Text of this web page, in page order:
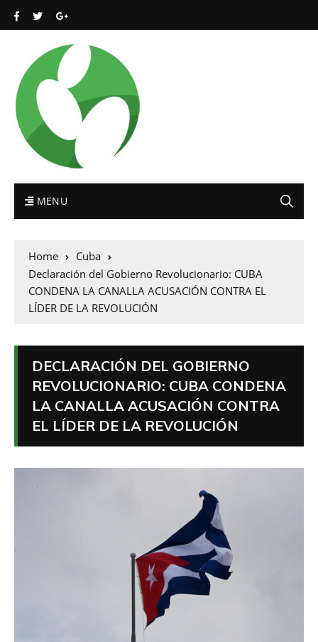
MENU
Home
Cuba
Declaración del Gobierno Revolucionario: CUBA
CONDENA LA CANALLA ACUSACIÓN CONTRA EL
LÍDER DE LA REVOLUCIÓN
DECLARACIÓN DEL GOBIERNO
REVOLUCIONARIO: CUBA CONDENA
LA CANALLA ACUSACIÓN CONTRA
EL LÍDER DE LA REVOLUCIÓN